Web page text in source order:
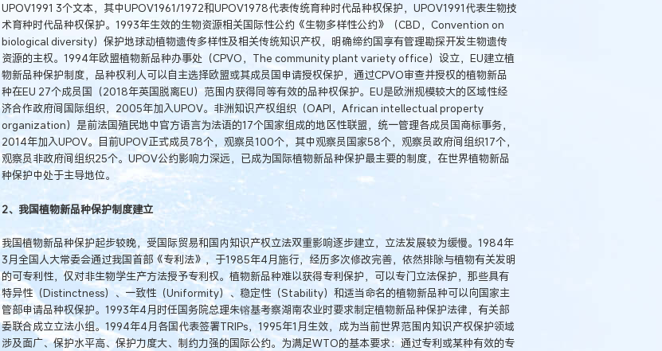
UPOV1991 3个文本，其中UPOV1961/1972和UPOV1978代表传统育种时代品种权保护，UPOV1991代表生物技
术育种时代品种权保护。1993年生效的生物资源相关国际性公约《生物多样性公约》（CBD，Convention on
biological diversity）保护地球动植物遗传多样性及相关传统知识产权，明确缔约国享有管理勘探开发生物遗传
资源的主权。1994年欧盟植物新品种办事处（CPVO，The community plant variety office）设立，EU建立植
物新品种保护制度，品种权利人可以自主选择欧盟或其成员国申请授权保护，通过CPVO审查并授权的植物新品
种在EU 27个成员国（2018年英国脱离EU）范围内获得同等有效的品种权保护。EU是欧洲规模较大的区域性经
济合作政府间国际组织，2005年加入UPOV。非洲知识产权组织（OAPI，African intellectual property
organization）是前法国殖民地中官方语言为法语的17个国家组成的地区性联盟，统一管理各成员国商标事务，
2014年加入UPOV。目前UPOV正式成员78个，观察员100个，其中观察员国家58个，观察员政府间组织17个，
观察员非政府间组织25个。UPOV公约影响力深远，已成为国际植物新品种保护最主要的制度，在世界植物新品
种保护中处于主导地位。
2、我国植物新品种保护制度建立
我国植物新品种保护起步较晚，受国际贸易和国内知识产权立法双重影响逐步建立，立法发展较为缓慢。1984年
3月全国人大常委会通过我国首部《专利法》，于1985年4月施行，经历多次修改完善，依然排除与植物有关发明
的可专利性，仅对非生物学生产方法授予专利权。植物新品种难以获得专利保护，可以专门立法保护，那些具有
特异性（Distinctness）、一致性（Uniformity）、稳定性（Stability）和适当命名的植物新品种可以向国家主
管部申请品种权保护。1993年4月时任国务院总理朱镕基考察湖南农业时要求制定植物新品种保护法律，有关部
委联合成立立法小组。1994年4月各国代表签署TRIPs，1995年1月生效，成为当前世界范围内知识产权保护领域
涉及面广、保护水平高、保护力度大、制约力强的国际公约。为满足WTO的基本要求：通过专利或某种有效的专